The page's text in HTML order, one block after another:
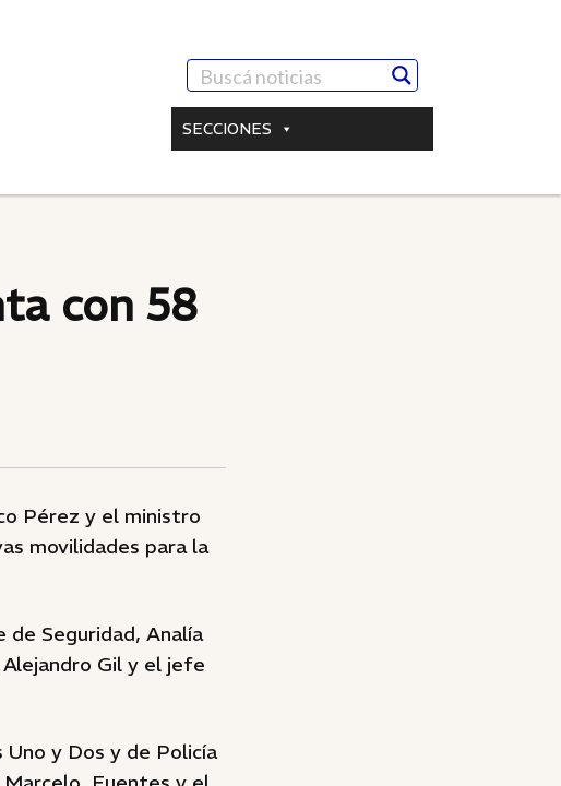
SECCIONES
con 58
Pérez y el ministro
movilidades para la
Seguridad, Analía
Gil y el jefe
y Dos y de Policía